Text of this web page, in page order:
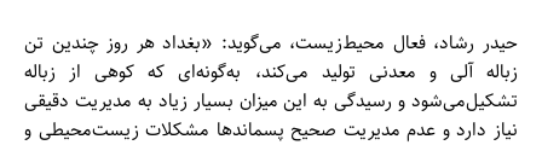
حیدر رشاد، فعال محیط‌زیست، می‌گوید: «بغداد هر روز چندین تن
زباله آلی و معدنی تولید می‌کند، به‌گونه‌ای که کوهی از زباله
تشکیل‌می‌شود و رسیدگی به این میزان بسیار زیاد به مدیریت دقیقی
نیاز دارد و عدم مدیریت صحیح پسماندها مشکلات زیست‌محیطی و